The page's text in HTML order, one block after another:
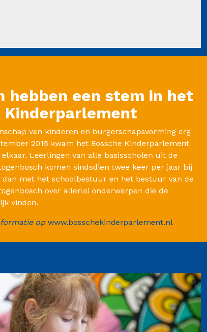
hebben een stem in het
Kinderparlement
van kinderen en burgerschapsvorming erg
2015 kwam het Bossche Kinderparlement
Leerlingen van alle basisscholen uit de
komen sindsdien twee keer per jaar bij
dan met het schoolbestuur en het bestuur van de
over allerlei onderwerpen die de
vinden.
op www.bosschekinderparlement.nl